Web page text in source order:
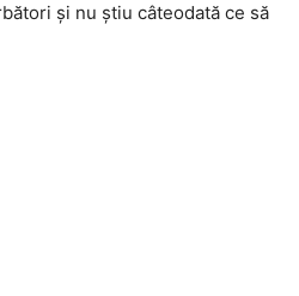
şi nu ştiu câteodată ce să